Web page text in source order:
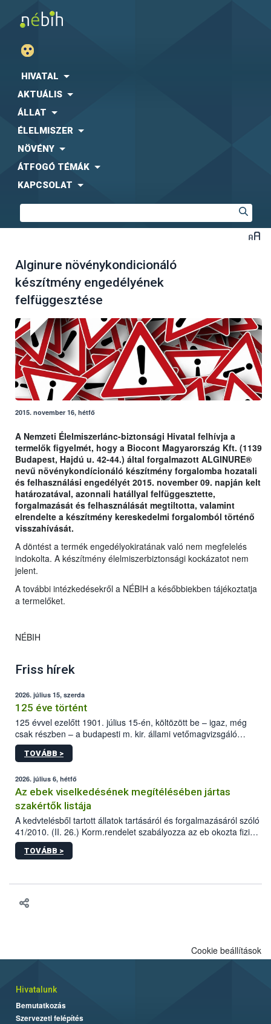
HIVATAL
AKTUÁLIS
ÁLLAT
ÉLELMISZER
NÖVÉNY
ÁTFOGÓ TÉMÁK
KAPCSOLAT
Alginure növénykondicionáló
készítmény engedélyének
felfüggesztése
2015. november 16, hétfő
A Nemzeti Élelmiszerlánc-biztonsági Hivatal felhívja a
termelők figyelmét, hogy a Biocont Magyarország Kft. (1139
Budapest, Hajdú u. 42-44.) által forgalmazott ALGINURE®
nevű növénykondícionáló készítmény forgalomba hozatali
és felhasználási engedélyét 2015. november 09. napján kelt
határozatával, azonnali hatállyal felfüggesztette,
forgalmazását és felhasználását megtiltotta, valamint
elrendelte a készítmény kereskedelmi forgalomból történő
visszahívását.
A döntést a termék engedélyokiratának való nem megfelelés
indokolta. A készítmény élelmiszerbiztonsági kockázatot nem
jelent.
A további intézkedésekről a NÉBIH a későbbiekben tájékoztatja
a termelőket.
NÉBIH
Friss hírek
2026. július 15, szerda
125 éve történt
125 évvel ezelőtt 1901. július 15-én, költözött be – igaz, még
csak részben – a budapesti m. kir. állami vetőmagvizsgáló
állomás a Kis Rókus utca 15. szám alatti, Czigler Győző által
tervezett új épületébe.
TOVÁBB >
2026. július 6, hétfő
Az ebek viselkedésének megítélésében jártas
szakértők listája
A kedvtelésből tartott állatok tartásáról és forgalmazásáról szóló
41/2010. (II. 26.) Korm.rendelet szabályozza az eb okozta fizikai
sérülés, illetve ennek veszélye keletkezésekor felmerülő
hatósági feladatokat, valamint a veszélyes eb tartását és annak
TOVÁBB >
Cookie beállítások
Hivatalunk
Bemutatkozás
Szervezeti felépítés